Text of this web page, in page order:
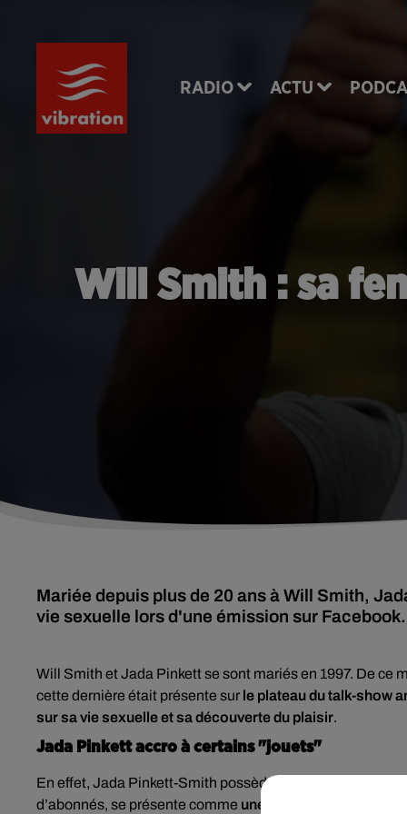
RADIO ACTU
Will Smith : sa
Mariée depuis plus de 20 ans à Will Smith,
vie sexuelle lors d'une émission sur Facebook.
Will Smith et Jada Pinkett se sont mariés en 1997. De ce
cette dernière était présente sur le plateau du talk-show
sur sa vie sexuelle et sa découverte du plaisir.
Jada Pinkett accro à certains "jouets"
En effet, Jada Pinkett-Smith possède
d’abonnés, se présente comme une conversation dans